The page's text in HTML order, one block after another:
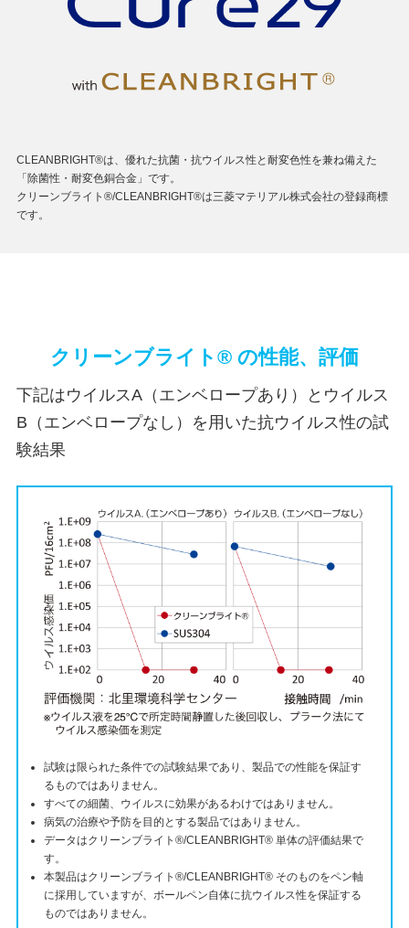
CLEANBRIGHT®は、優れた抗菌・抗ウイルス性と耐変色性を兼ね備えた
「除菌性・耐変色銅合金」です。
クリーンブライト®/CLEANBRIGHT®は三菱マテリアル株式会社の登録商標
です。
クリーンブライト® の性能、評価
下記はウイルスA（エンベロープあり）とウイルス
B（エンベロープなし）を用いた抗ウイルス性の試
験結果
試験は限られた条件での試験結果であり、製品での性能を保証す
るものではありません。
すべての細菌、ウイルスに効果があるわけではありません。
病気の治療や予防を目的とする製品ではありません。
データはクリーンブライト®/CLEANBRIGHT® 単体の評価結果で
す。
本製品はクリーンブライト®/CLEANBRIGHT® そのものをペン軸
に採用していますが、ボールペン自体に抗ウイルス性を保証する
ものではありません。